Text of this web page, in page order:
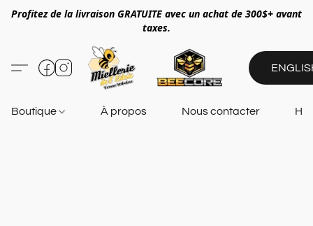
Profitez de la livraison GRATUITE avec un achat de 300$+ avant
taxes.
Boutique À propos Nous contacter